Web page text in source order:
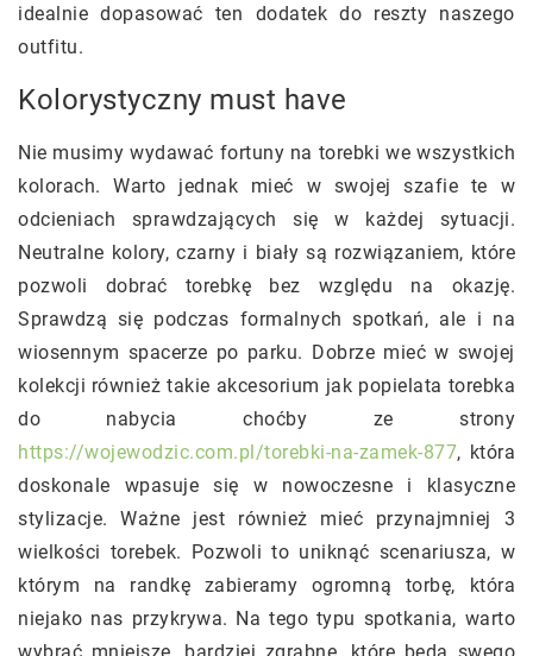
idealnie dopasować ten dodatek do reszty naszego
outfitu.
Kolorystyczny must have
Nie musimy wydawać fortuny na torebki we wszystkich
kolorach. Warto jednak mieć w swojej szafie te w
odcieniach sprawdzających się w każdej sytuacji.
Neutralne kolory, czarny i biały są rozwiązaniem, które
pozwoli dobrać torebkę bez względu na okazję.
Sprawdzą się podczas formalnych spotkań, ale i na
wiosennym spacerze po parku. Dobrze mieć w swojej
kolekcji również takie akcesorium jak popielata torebka
do nabycia choćby ze strony
https://wojewodzic.com.pl/torebki-na-zamek-877, która
doskonale wpasuje się w nowoczesne i klasyczne
stylizacje. Ważne jest również mieć przynajmniej 3
wielkości torebek. Pozwoli to uniknąć scenariusza, w
którym na randkę zabieramy ogromną torbę, która
niejako nas przykrywa. Na tego typu spotkania, warto
wybrać mniejsze, bardziej zgrabne, które będą swego